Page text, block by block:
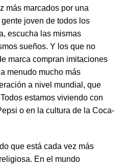
más marcados por una
joven de todos los
escucha las mismas
sueños. Y los que no
marca compran imitaciones
menudo mucho más
a nivel mundial, que
estamos viviendo con
o en la cultura de la Coca-
que está cada vez más
En el mundo